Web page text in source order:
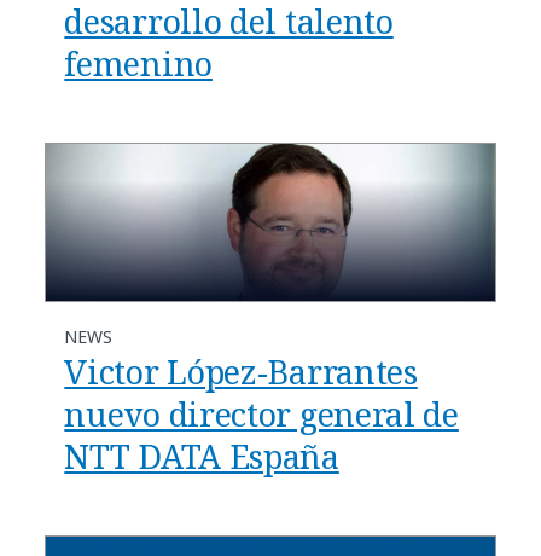
desarrollo del talento
femenino
NEWS
Victor López-Barrantes
nuevo director general de
NTT DATA España